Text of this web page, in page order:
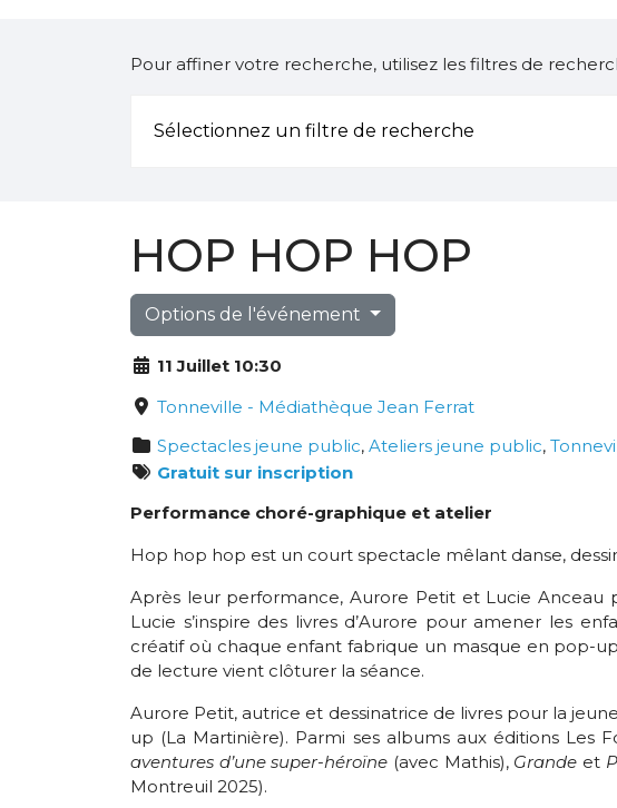
Pour affiner votre recherche, utilisez les filtres de
Sélectionnez un filtre de recherche
HOP HOP HOP
Options de l'événement
11 Juillet 10:30
Tonneville - Médiathèque Jean Ferrat
Spectacles jeune public, Ateliers jeune public,
Gratuit sur inscription
Performance choré-graphique et atelier
Hop hop hop est un court spectacle mêlant danse,
Après leur performance, Aurore Petit et Lucie Anceau
Lucie s’inspire des livres d’Aurore pour amener les
créatif où chaque enfant fabrique un masque en pop-
de lecture vient clôturer la séance.
Aurore Petit, autrice et dessinatrice de livres pour la
up (La Martinière). Parmi ses albums aux éditions Les
aventures d’une super-héroïne (avec Mathis), Grande et
Montreuil 2025).